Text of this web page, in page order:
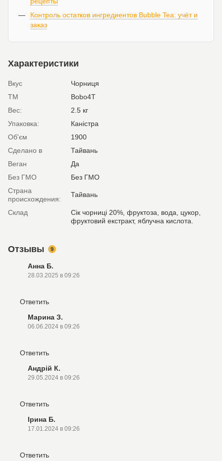
Контроль остатков ингредиентов Bubble Tea: учёт и
заказ
Характеристики
Вкус
Чорниця
ТМ
Bobo4T
Вес:
2.5 кг
Упаковка:
Каністра
Об'єм
1900
Сделано в
Тайвань
Веган
Да
Без ГМО
Без ГМО
Страна
происхождения:
Тайвань
Склад
Сік чорниці 20%, фруктоза, вода, цукор,
фруктовий екстракт, яблучна кислота.
Отзывы 9
Анна Б.
28.03.2025 в 09:26
Ответить
Марина З.
06.06.2024 в 09:26
Ответить
Андрій К.
29.05.2024 в 09:26
Ответить
Ірина Б.
17.01.2024 в 09:26
Ответить